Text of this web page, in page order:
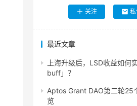
关注
最近文章
上海升级后，LSD收益如何
buff」？
Aptos Grant DAO第二轮25
览